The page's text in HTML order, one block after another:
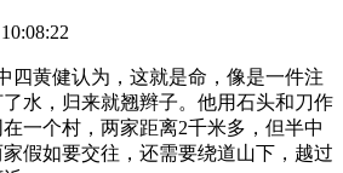
四黄健认为，这就是命，像是一件注
水，归来就翘辫子。他用石头和刀作
一个村，两家距离2千米多，但半中
假如要交往，还需要绕道山下，越过